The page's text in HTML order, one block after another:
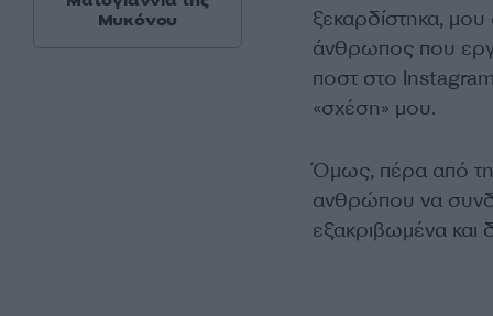
ξεκαρδίστηκα,
άνθρωπος που
ποστ στο
«σχέση» μου.
Όμως, πέρα από
ανθρώπου να
εξακριβωμένα και
Μυκόνου